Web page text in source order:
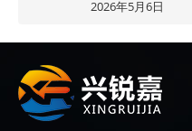
2026年5月6日